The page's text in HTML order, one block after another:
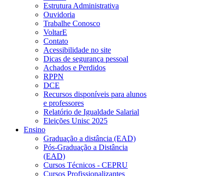
Estrutura Administrativa
Ouvidoria
Trabalhe Conosco
VoltarE
Contato
Acessibilidade no site
Dicas de segurança pessoal
Achados e Perdidos
RPPN
DCE
Recursos disponíveis para alunos
e professores
Relatório de Igualdade Salarial
Eleições Unisc 2025
Ensino
Graduação a distância (EAD)
Pós-Graduação a Distância
(EAD)
Cursos Técnicos - CEPRU
Cursos Profissionalizantes